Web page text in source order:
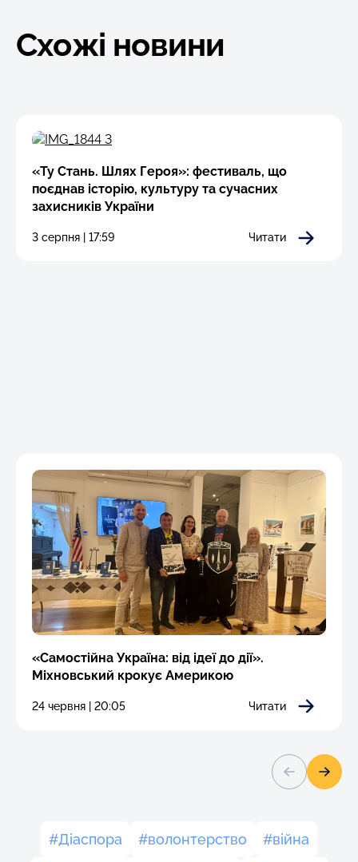
Схожі новини
«Ту Стань. Шлях Героя»: фестиваль, що
поєднав історію, культуру та сучасних
захисників України
3 серпня | 17:59 Читати
«Самостійна Україна: від ідеї до дії».
Міхновський крокує Америкою
24 червня | 20:05 Читати
Діаспора волонтерство війна